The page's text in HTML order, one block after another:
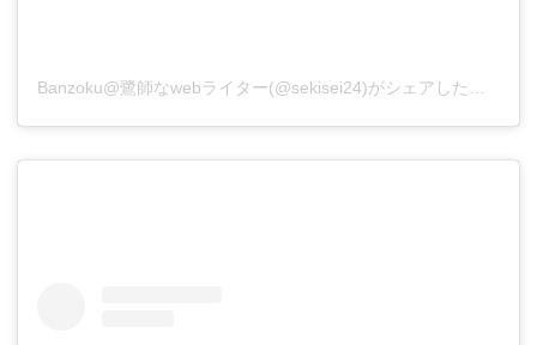
Banzoku@鷺師なwebライター(@sekisei24)がシェアした投稿